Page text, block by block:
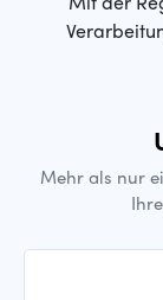
Mehr als nur